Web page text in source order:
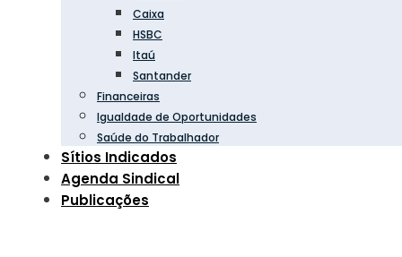
Caixa
HSBC
Itaú
Santander
Financeiras
Igualdade de Oportunidades
Saúde do Trabalhador
Sítios Indicados
Agenda Sindical
Publicações